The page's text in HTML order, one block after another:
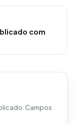
com
Campos